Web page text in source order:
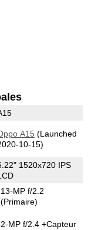
A15 (Launched
10-15)
1520x720 IPS
13-MP f/2.2
(Primaire)
2-MP f/2.4 +Capteur